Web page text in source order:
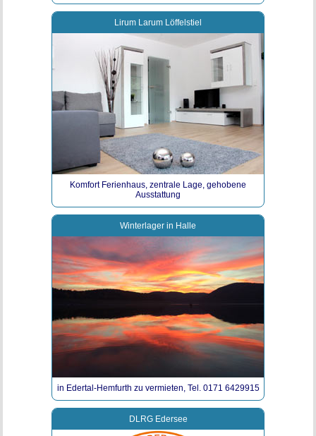
Lirum Larum Löffelstiel
Komfort Ferienhaus, zentrale Lage, gehobene
Ausstattung
Winterlager in Halle
in Edertal-Hemfurth zu vermieten, Tel. 0171 6429915
DLRG Edersee